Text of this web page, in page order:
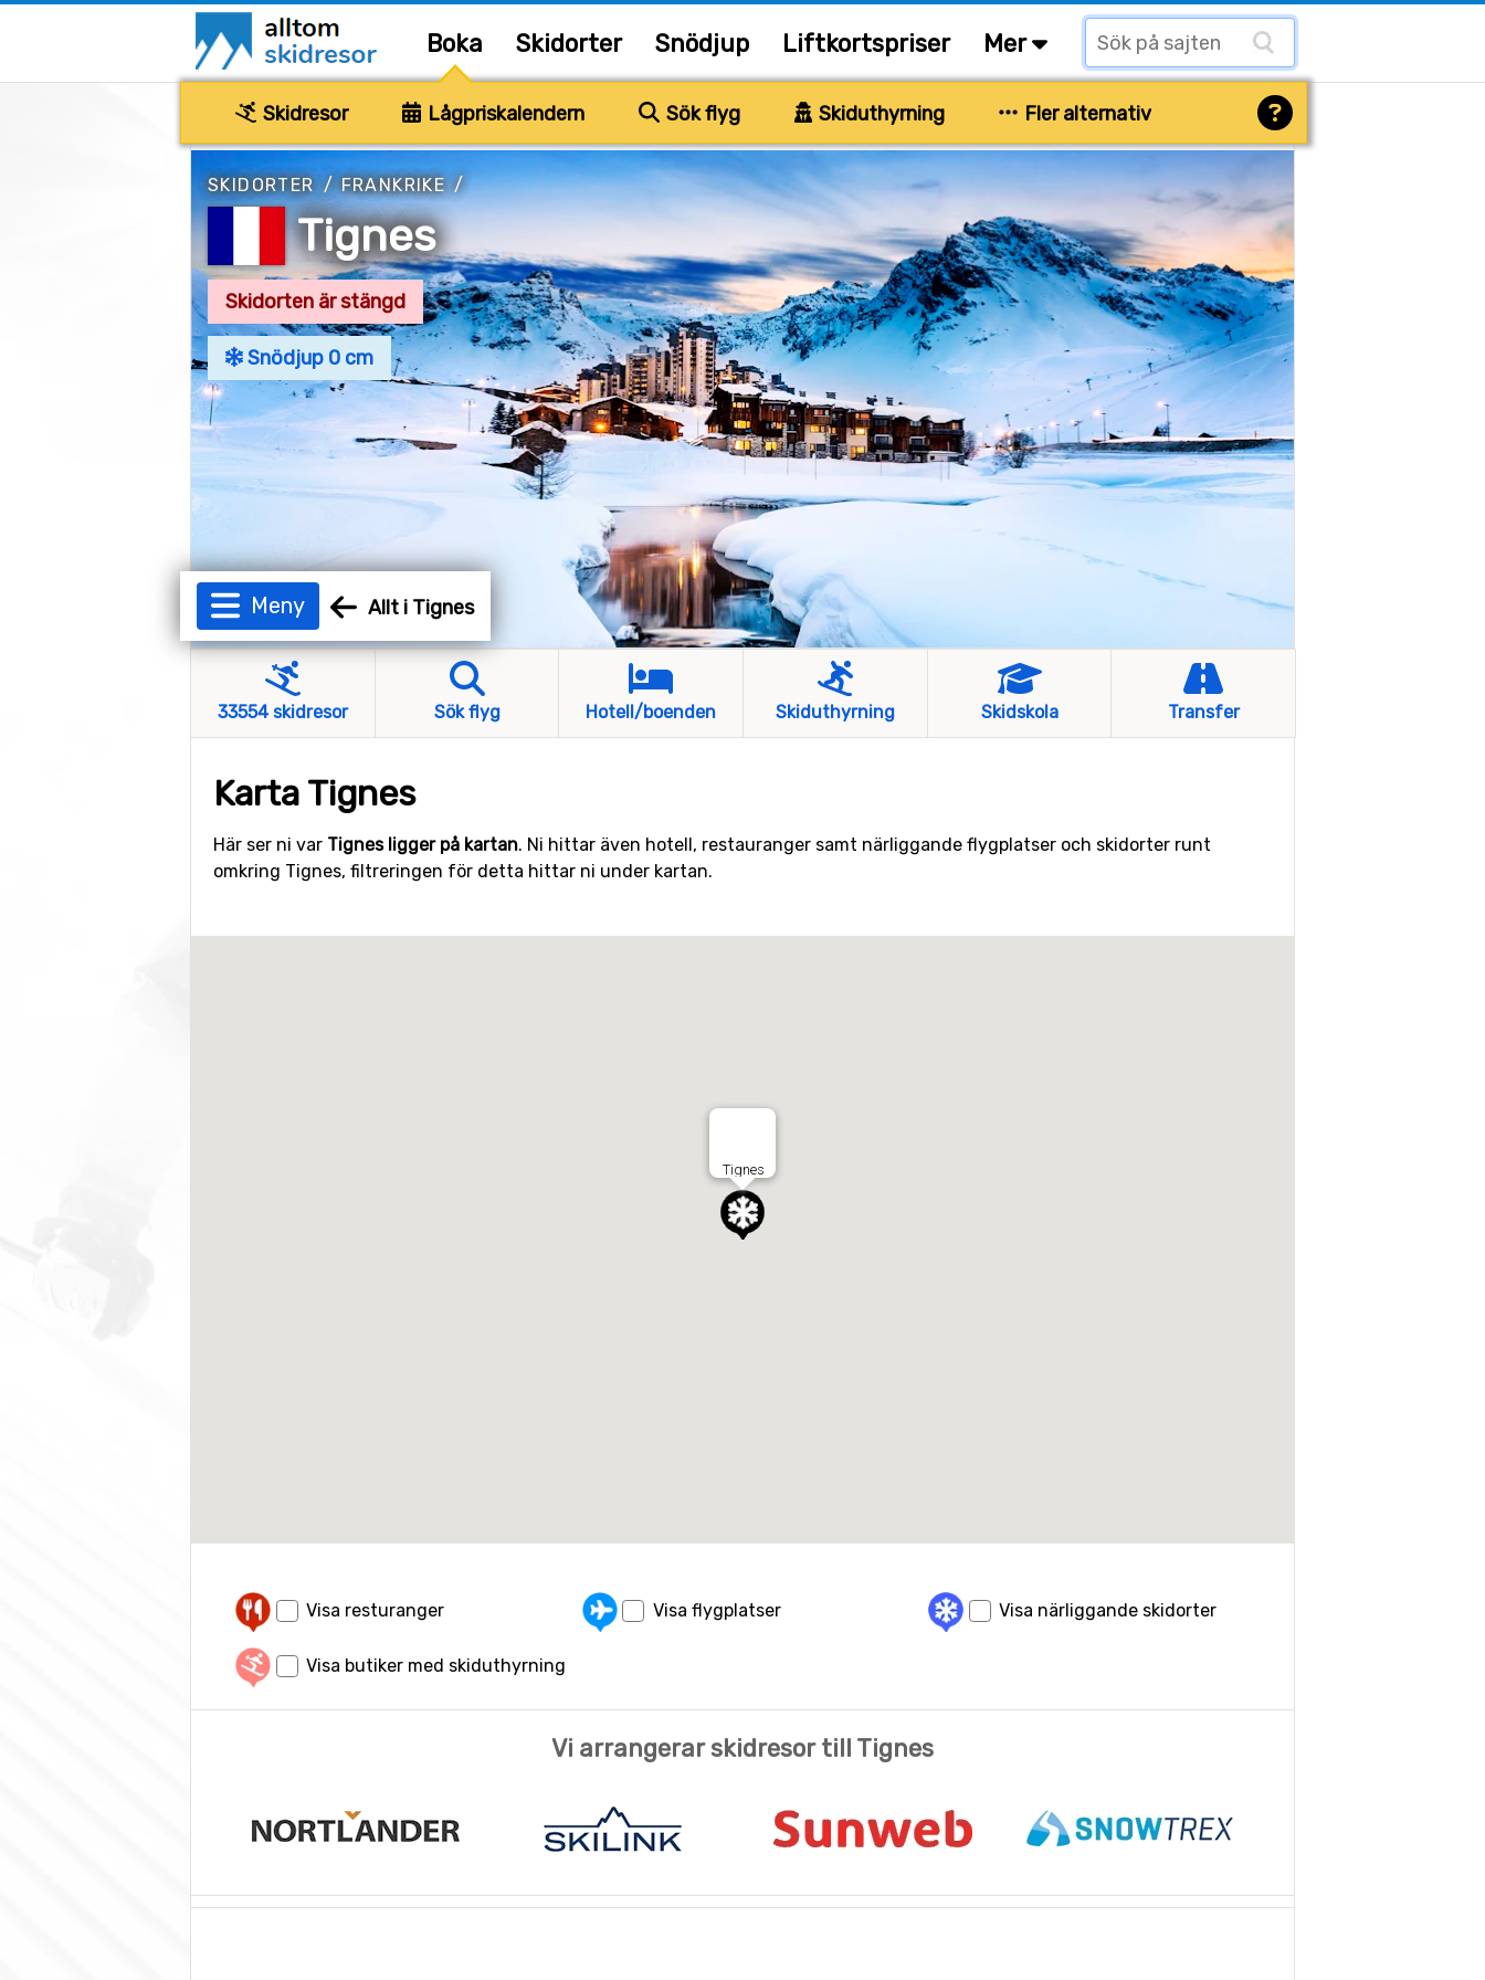
Boka Skidorter Snödjup Liftkortspriser Mer
Skidresor Lågpriskalendern Sök flyg Skiduthyrning Fler alternativ
SKIDORTER/FRANKRIKE/
Tignes
Skidorten är stängd
Snödjup 0 cm
Meny Allt i Tignes
33554 skidresor Sök flyg Hotell/boenden Skiduthyrning Skidskola Transfer
Karta Tignes
Här ser ni var Tignes ligger på kartan. Ni hittar även hotell, restauranger samt närliggande flygplatser och skidorter runt
omkring Tignes, filtreringen för detta hittar ni under kartan.
Tignes
Visa resturanger Visa flygplatser Visa närliggande skidorter
Visa butiker med skiduthyrning
Vi arrangerar skidresor till Tignes